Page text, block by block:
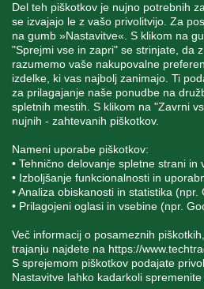
Del teh piškotkov je nujno potrebnih
se izvajajo le z vašo privolitvijo. Za
na gumb »Nastavitve«. S klikom na
"Sprejmi vse in zapri" se strinjate, da
razumemo vaše nakupovalne
izdelke, ki vas najbolj zanimajo. Ti
za prilagajanje naše ponudbe na
spletnih mestih. S klikom na "Zavrni
nujnih - zahtevanih piškotkov.
Nameni uporabe piškotkov:
• Tehnično delovanje spletne strani in
• Izboljšanje funkcionalnosti in
• Analiza obiskanosti in statistika (npr.
• Prilagojeni oglasi in vsebine (npr.
Več informacij o posameznih
trajanju najdete na https://
S sprejemom piškotkov podajate
Nastavitve lahko kadarkoli
MOJ
STORITEV ZA
Blatnica 8,